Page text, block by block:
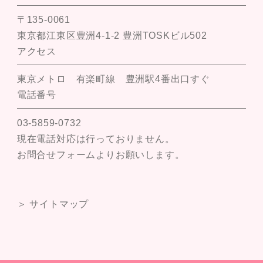
〒135-0061
東京都江東区豊洲4-1-2 豊洲TOSKビル502
アクセス
東京メトロ 有楽町線 豊洲駅4番出口すぐ
電話番号
03-5859-0732
現在電話対応は行っておりません。
お問合せフォームよりお願いします。
＞ サイトマップ